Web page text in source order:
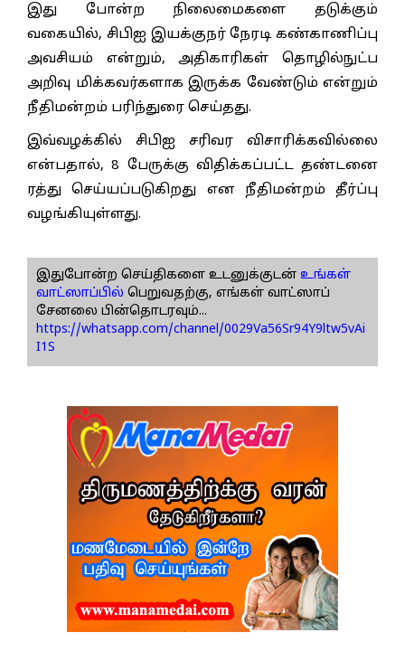
இது போன்ற நிலைமைகளை தடுக்கும்
வகையில், சிபிஐ இயக்குநர் நேரடி கண்காணிப்பு
அவசியம் என்றும், அதிகாரிகள் தொழில்நுட்ப
அறிவு மிக்கவர்களாக இருக்க வேண்டும் என்றும்
நீதிமன்றம் பரிந்துரை செய்தது.
இவ்வழக்கில் சிபிஐ சரிவர விசாரிக்கவில்லை
என்பதால், 8 பேருக்கு விதிக்கப்பட்ட தண்டனை
ரத்து செய்யப்படுகிறது என நீதிமன்றம் தீர்ப்பு
வழங்கியுள்ளது.
இதுபோன்ற செய்திகளை உடனுக்குடன் உங்கள்
வாட்ஸாப்பில் பெறுவதற்கு, எங்கள் வாட்ஸாப்
சேனலை பின்தொடரவும்...
https://whatsapp.com/channel/0029Va56Sr94Y9ltw5vAi
I1S